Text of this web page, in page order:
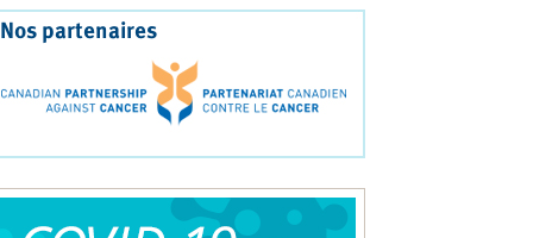
Nos partenaires